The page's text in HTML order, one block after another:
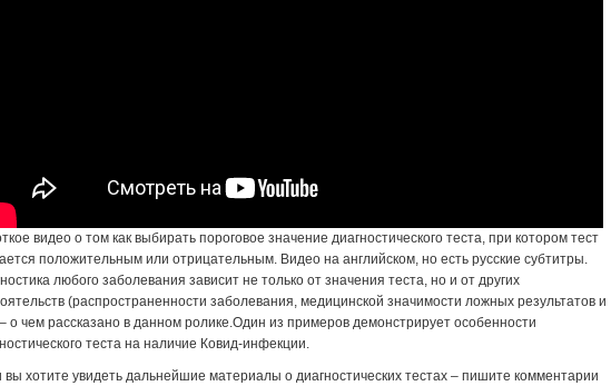
видео о том как выбирать пороговое значение диагностического теста, при котором тест
положительным или отрицательным. Видео на английском, но есть русские субтитры.
любого заболевания зависит не только от значения теста, но и от других
(распространенности заболевания, медицинской значимости ложных результатов и
о чем рассказано в данном ролике.Один из примеров демонстрирует особенности
теста на наличие Ковид-инфекции.
вы хотите увидеть дальнейшие материалы о диагностических тестах – пишите комментарии